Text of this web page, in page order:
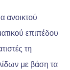
ανοικτού
επιπέδου
τη
με βάση τα